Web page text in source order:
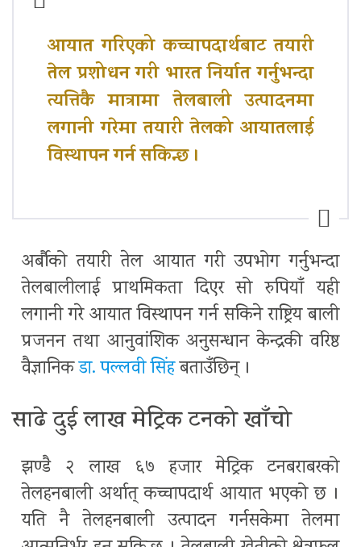
आयात गरिएको कच्चापदार्थबाट तयारी
तेल प्रशोधन गरी भारत निर्यात गर्नुभन्दा
त्यत्तिकै मात्रामा तेलबाली उत्पादनमा
लगानी गरेमा तयारी तेलको आयातलाई
विस्थापन गर्न सकिन्छ ।
अर्बौको तयारी तेल आयात गरी उपभोग गर्नुभन्दा
तेलबालीलाई प्राथमिकता दिएर सो रुपियाँ यही
लगानी गरे आयात विस्थापन गर्न सकिने राष्ट्रिय बाली
प्रजनन तथा आनुवांशिक अनुसन्धान केन्द्रकी वरिष्ठ
वैज्ञानिकडा. पल्लवी सिंहबताउँछिन् ।
साढे दुई लाख मेट्रिक टनको खाँचो
झण्डै २ लाख ६७ हजार मेट्रिक टनबराबरको
तेलहनबाली अर्थात् कच्चापदार्थ आयात भएको छ ।
यति नै तेलहनबाली उत्पादन गर्नसकेमा तेलमा